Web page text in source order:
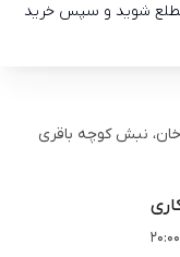
شوید و سپس خرید
خان، نبش کوچه باقری